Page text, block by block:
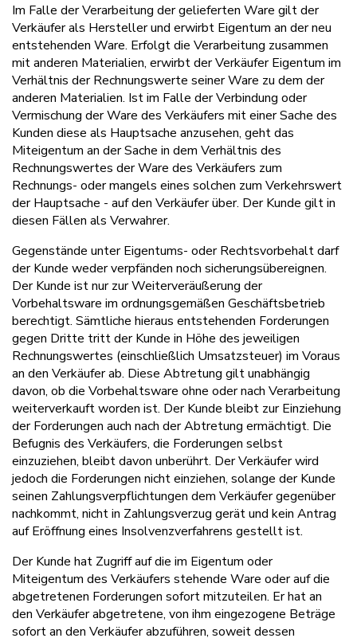
Im Falle der Verarbeitung der gelieferten Ware gilt der
Verkäufer als Hersteller und erwirbt Eigentum an der neu
entstehenden Ware. Erfolgt die Verarbeitung zusammen
mit anderen Materialien, erwirbt der Verkäufer Eigentum im
Verhältnis der Rechnungswerte seiner Ware zu dem der
anderen Materialien. Ist im Falle der Verbindung oder
Vermischung der Ware des Verkäufers mit einer Sache des
Kunden diese als Hauptsache anzusehen, geht das
Miteigentum an der Sache in dem Verhältnis des
Rechnungswertes der Ware des Verkäufers zum
Rechnungs- oder mangels eines solchen zum Verkehrswert
der Hauptsache - auf den Verkäufer über. Der Kunde gilt in
diesen Fällen als Verwahrer.
Gegenstände unter Eigentums- oder Rechtsvorbehalt darf
der Kunde weder verpfänden noch sicherungsübereignen.
Der Kunde ist nur zur Weiterveräußerung der
Vorbehaltsware im ordnungsgemäßen Geschäftsbetrieb
berechtigt. Sämtliche hieraus entstehenden Forderungen
gegen Dritte tritt der Kunde in Höhe des jeweiligen
Rechnungswertes (einschließlich Umsatzsteuer) im Voraus
an den Verkäufer ab. Diese Abtretung gilt unabhängig
davon, ob die Vorbehaltsware ohne oder nach Verarbeitung
weiterverkauft worden ist. Der Kunde bleibt zur Einziehung
der Forderungen auch nach der Abtretung ermächtigt. Die
Befugnis des Verkäufers, die Forderungen selbst
einzuziehen, bleibt davon unberührt. Der Verkäufer wird
jedoch die Forderungen nicht einziehen, solange der Kunde
seinen Zahlungsverpflichtungen dem Verkäufer gegenüber
nachkommt, nicht in Zahlungsverzug gerät und kein Antrag
auf Eröffnung eines Insolvenzverfahrens gestellt ist.
Der Kunde hat Zugriff auf die im Eigentum oder
Miteigentum des Verkäufers stehende Ware oder auf die
abgetretenen Forderungen sofort mitzuteilen. Er hat an
den Verkäufer abgetretene, von ihm eingezogene Beträge
sofort an den Verkäufer abzuführen, soweit dessen